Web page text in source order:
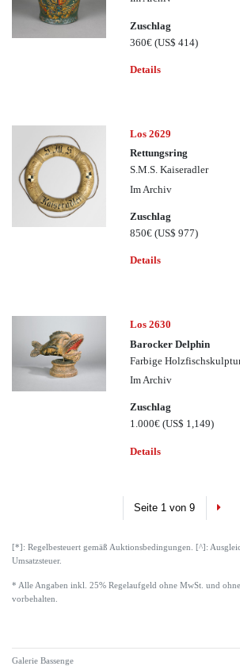
Zuschlag
360€(US$ 414)
Details
Los 2629
Rettungsring
S.M.S. Kaiseradler
Im Archiv
Zuschlag
850€(US$ 977)
Details
Los 2630
Barocker Delphin
Farbige
Im Archiv
Zuschlag
1.000€(US$ 1,149)
Details
Seite 1 von 9 Next
[*]: Regelbesteuert gemäß Auktionsbedingungen. [^]:
Umsatzsteuer.
* Alle Angaben inkl. 25% Regelaufgeld ohne MwSt. und
vorbehalten.
Galerie Bassenge